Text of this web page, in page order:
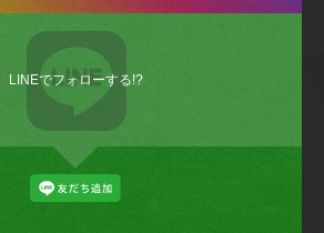
LINEでフォローする!?